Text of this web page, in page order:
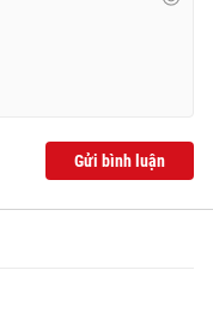
Gửi bình luận